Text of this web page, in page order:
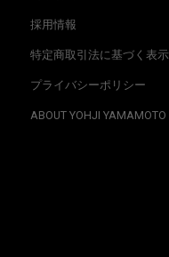
採用情報
特定商取引法に基づく表示
プライバシーポリシー
ABOUT YOHJI YAMAMOTO